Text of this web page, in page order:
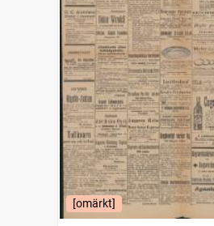
[omärkt]